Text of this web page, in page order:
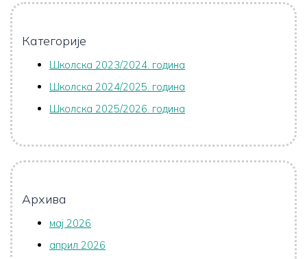
Категорије
Школска 2023/2024. година
Школска 2024/2025. година
Школска 2025/2026. година
Архива
мај 2026
април 2026